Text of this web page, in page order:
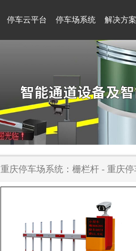
停车云平台 停车场系统 解决方案
重庆停车场系统：栅栏杆 - 重庆